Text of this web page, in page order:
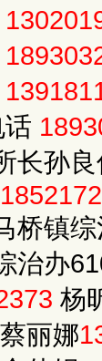
长孙
桥镇
治办
杨
蔡丽娜